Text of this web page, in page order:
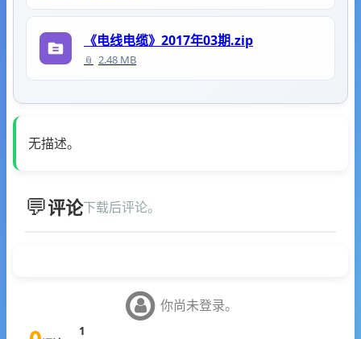
《电线电缆》2017年03期.zip
2.48 MB
无描述。
评论下载后评论。
你尚未登录。
1